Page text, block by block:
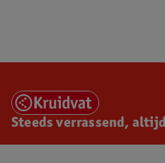
Steeds verrassend,